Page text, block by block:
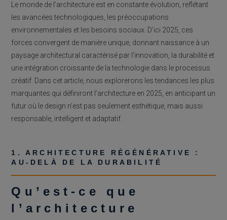
Le monde de l’architecture est en constante évolution, reflétant
les avancées technologiques, les préoccupations
environnementales et les besoins sociaux. D’ici 2025, ces
forces convergent de manière unique, donnant naissance à un
paysage architectural caractérisé par l’innovation, la durabilité et
une intégration croissante de la technologie dans le processus
créatif. Dans cet article, nous explorerons les tendances les plus
marquantes qui définiront l’architecture en 2025, en anticipant un
futur où le design n’est pas seulement esthétique, mais aussi
responsable, intelligent et adaptatif.
1. ARCHITECTURE RÉGÉNÉRATIVE :
AU-DELÀ DE LA DURABILITÉ
Qu’est-ce que
l’architecture